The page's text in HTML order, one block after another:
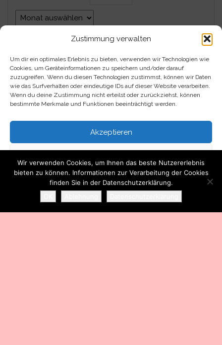
Zustimmung verwalten
Um dir ein optimales Erlebnis zu bieten, verwenden wir Technologien wie
Cookies, um Geräteinformationen zu speichern und/oder darauf
zuzugreifen. Wenn du diesen Technologien zustimmst, können wir Daten
wie das Surfverhalten oder eindeutige IDs auf dieser Website verarbeiten.
Wenn du deine Zustimmung nicht erteilst oder zurückziehst, können
bestimmte Merkmale und Funktionen beeinträchtigt werden.
Akzeptieren
Einstellungen ansehen
Archiv
Impressum
Datenschutzerklärung
Kontakt
Stolz präsentiert vonWordPress |Theme:Head Blog
Wir verwenden Cookies, um Ihnen das beste Nutzererlebnis
bieten zu können. Informationen zur Verarbeitung der Cookies
finden Sie in der Datenschutzerklärung.